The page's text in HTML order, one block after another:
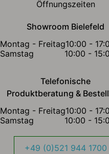
Öffnungszeiten
Showroom Bielefeld
Montag - Freitag10:00 -
Samstag
10:00 -
Telefonische
Produktberatung &
Montag - Freitag10:00 -
Samstag
10:00 -
+49 (0)521 944 1700